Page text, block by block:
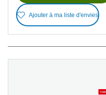
Ajouter à ma liste d'envies